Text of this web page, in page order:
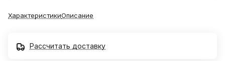
ХарактеристикиОписание
Рассчитать доставку